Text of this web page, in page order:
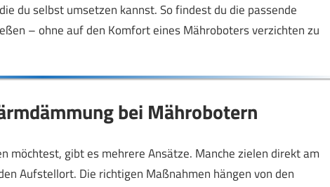
du selbst umsetzen kannst. So findest du die passende
– ohne auf den Komfort eines Mähroboters verzichten zu
bei Mährobotern
möchtest, gibt es mehrere Ansätze. Manche zielen direkt am
Aufstellort. Die richtigen Maßnahmen hängen von den